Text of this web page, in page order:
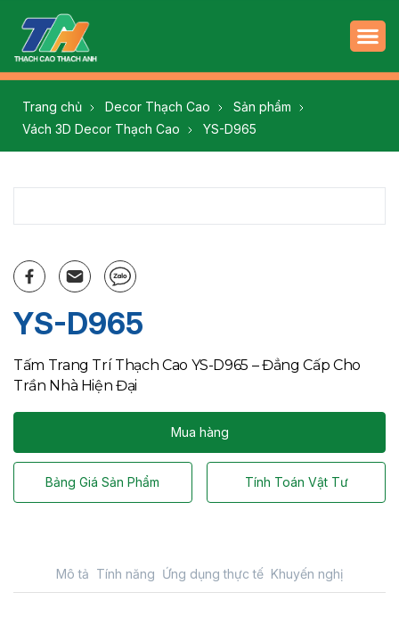
Trang chủ Decor Thạch Cao
Sản phẩm
Vách 3D Decor Thạch Cao
YS-D965
YS-D965
Tấm Trang Trí Thạch Cao YS-D965 – Đẳng Cấp Cho
Trần Nhà Hiện Đại
Mua hàng
Bảng Giá Sản Phẩm Tính Toán Vật Tư
Mô tả Tính năng Ứng dụng thực tế Khuyến nghị